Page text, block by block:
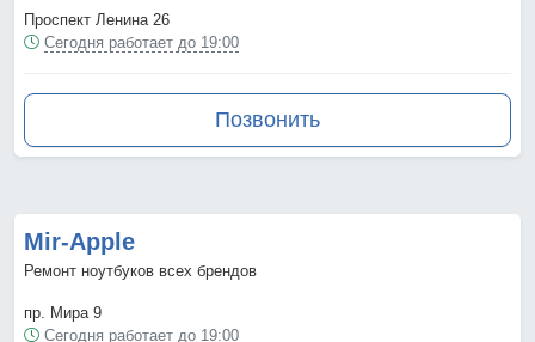
Проспект Ленина 26
Сегодня работает до 19:00
Позвонить
Mir-Apple
Ремонт ноутбуков всех брендов
пр. Мира 9
Сегодня работает до 19:00